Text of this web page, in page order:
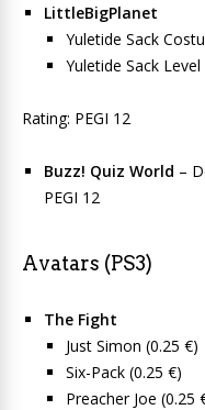
LittleBigPlanet
Yuletide Sack
Yuletide Sack
Rating: PEGI 12
Buzz! Quiz World –
PEGI 12
Avatars (PS3)
The Fight
Just Simon (0.25 €)
Six-Pack (0.25 €)
Preacher Joe (0.25